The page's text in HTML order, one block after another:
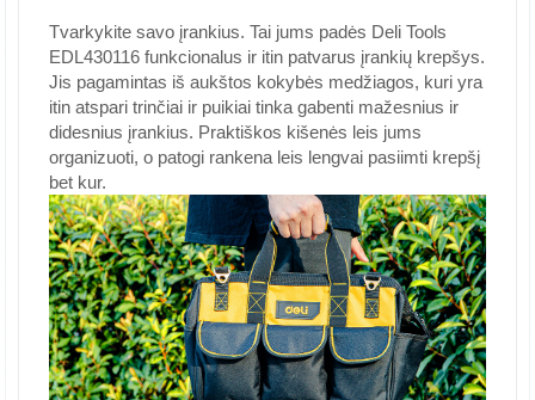
Tvarkykite savo įrankius. Tai jums padės Deli Tools
EDL430116 funkcionalus ir itin patvarus įrankių krepšys.
Jis pagamintas iš aukštos kokybės medžiagos, kuri yra
itin atspari trinčiai ir puikiai tinka gabenti mažesnius ir
didesnius įrankius. Praktiškos kišenės leis jums
organizuoti, o patogi rankena leis lengvai pasiimti krepšį
bet kur.